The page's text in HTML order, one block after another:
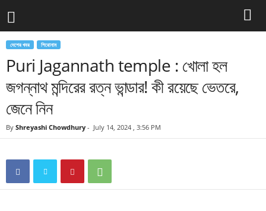
দেশের খবর শিরোনাম
Puri Jagannath temple : খোলা হল
জগন্নাথ মন্দিরের রত্ন ভান্ডার! কী রয়েছে ভেতরে,
জেনে নিন
By Shreyashi Chowdhury - July 14, 2024 , 3:56 PM